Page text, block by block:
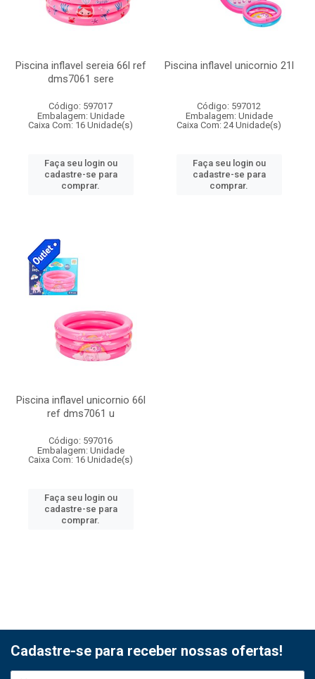
Piscina inflavel sereia 66l ref
dms7061 sere
Código: 597017
Embalagem: Unidade
Caixa Com: 16 Unidade(s)
Faça seu login ou
cadastre-se para
comprar.
Piscina inflavel unicornio 21l
Código: 597012
Embalagem: Unidade
Caixa Com: 24 Unidade(s)
Faça seu login ou
cadastre-se para
comprar.
Piscina inflavel unicornio 66l
ref dms7061 u
Código: 597016
Embalagem: Unidade
Caixa Com: 16 Unidade(s)
Faça seu login ou
cadastre-se para
comprar.
Cadastre-se para receber nossas ofertas!